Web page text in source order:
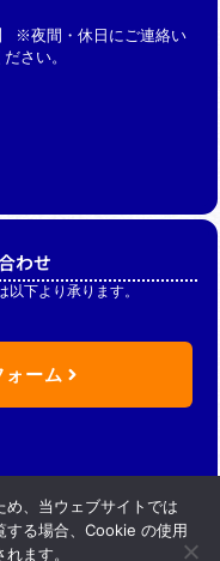
※夜間・休日にご連絡い
さい。
わせ
下より承ります。
ーム
め、当ウェブサイトでは
する場合、Cookie の使用
ます。